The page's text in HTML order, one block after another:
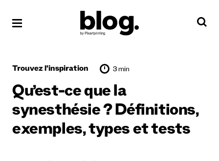
Trouvez l'inspiration 3 min
Qu’est-ce que la
synesthésie ? Définitions,
exemples, types et tests